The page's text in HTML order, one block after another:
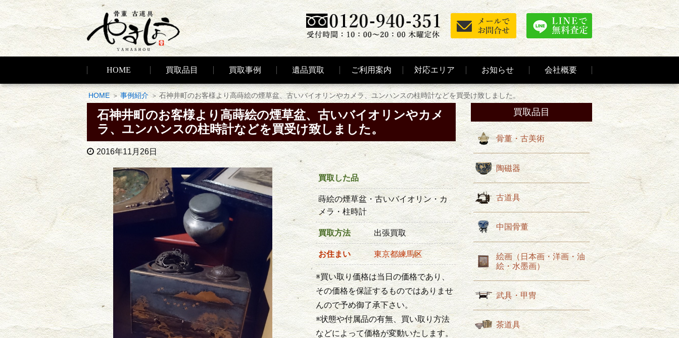
HOME 買取品目 買取事例 遺品買取 ご利用案内 対応エリア お知らせ 会社概要
HOME 事例紹介 石神井町のお客様より高蒔絵の煙草盆、古いバイオリンやカメラ、ユンハンスの柱時計などを買受け致しました。
石神井町のお客様より高蒔絵の煙草盆、古いバイオリンやカメ
ラ、ユンハンスの柱時計などを買受け致しました。
2016年11月26日
買取した品
蒔絵の煙草盆・古いバイオリン・カ
メラ・柱時計
買取方法 出張買取
お住まい 東京都練馬区
※買い取り価格は当日の価格であり、
その価格を保証するものではありませ
んので予め御了承下さい。
※状態や付属品の有無、買い取り方法
などによって価格が変動いたします。
買取品目
骨董・古美術
陶磁器
古道具
中国骨董
絵画（日本画・洋画・油
絵・水墨画）
武具・甲冑
茶道具